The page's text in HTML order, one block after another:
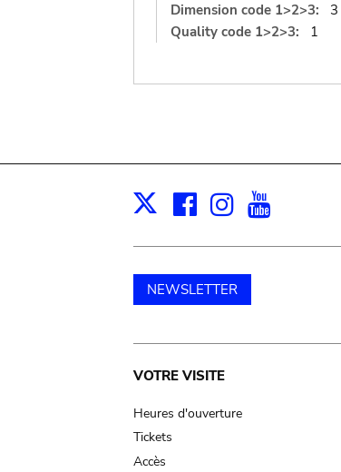
Dimension code 1>2>3:
3
Quality code 1>2>3:
1
X Facebook
Instagram
NEWSLETTER
Main
navigation
VOTRE VISITE
Heures d'ouverture
Tickets
Accès